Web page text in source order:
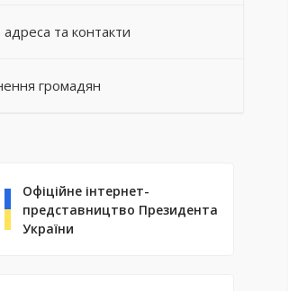
та контакти
громадян
Офіційне інтернет-
представництво Президента
України